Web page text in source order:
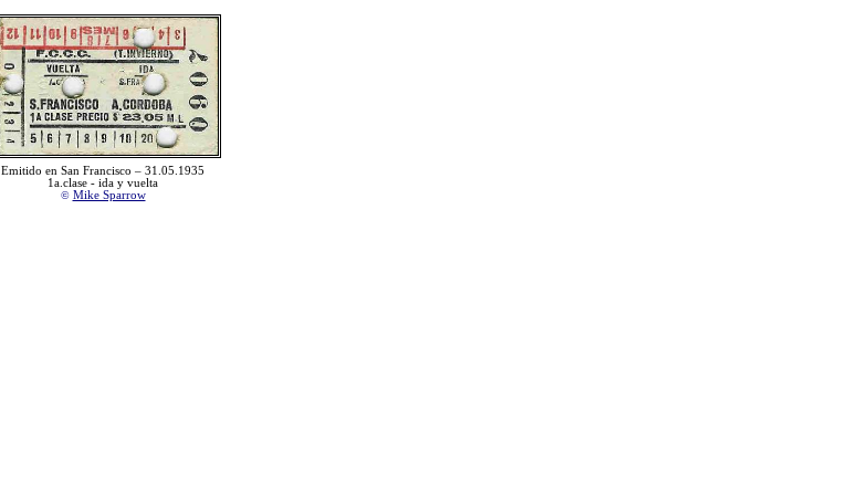
Emitido en San Francisco – 31.05.1935
1a.clase - ida y vuelta
© Mike Sparrow